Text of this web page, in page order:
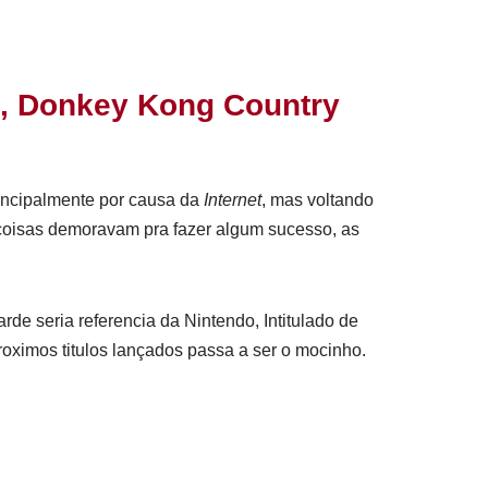
Donkey Kong Country
por causa da Internet, mas voltando
demoravam pra fazer algum sucesso, as
seria referencia da Nintendo, Intitulado de
titulos lançados passa a ser o mocinho.